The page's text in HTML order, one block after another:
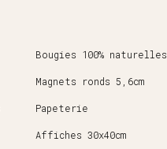
Bougies 100% naturelles
Magnets ronds 5,6cm
Papeterie
Affiches 30x40cm